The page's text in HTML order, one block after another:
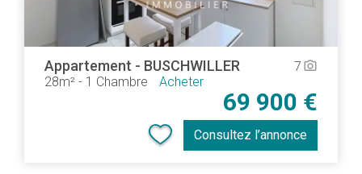
Appartement - BUSCHWILLER
28m² - 1 Chambre Acheter
7 camera_alt
69 900 €
Consultez l’annonce